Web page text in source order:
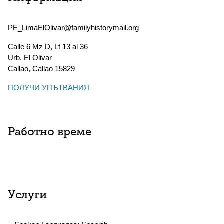
PE_LimaElOlivar@familyhistorymail.org
Calle 6 Mz D, Lt 13 al 36
Urb. El Olivar
Callao, Callao 15829
ПОЛУЧИ УПЪТВАНИЯ
Работно време
Услуги